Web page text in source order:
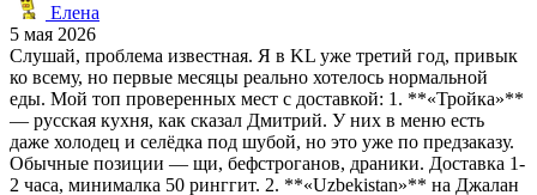
Елена
5 мая 2026
Слушай, проблема известная. Я в KL уже третий год, привык
ко всему, но первые месяцы реально хотелось нормальной
еды. Мой топ проверенных мест с доставкой: 1. **«Тройка»**
— русская кухня, как сказал Дмитрий. У них в меню есть
даже холодец и селёдка под шубой, но это уже по предзаказу.
Обычные позиции — щи, бефстроганов, драники. Доставка 1-
2 часа, минималка 50 ринггит. 2. **«Uzbekistan»** на Джалан